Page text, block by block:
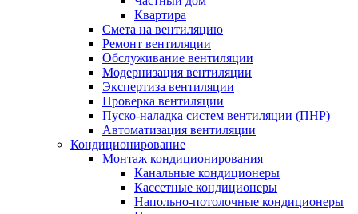
Квартира
Смета на вентиляцию
Ремонт вентиляции
Обслуживание вентиляции
Модернизация вентиляции
Экспертиза вентиляции
Проверка вентиляции
Пуско-наладка систем вентиляции (ПНР)
Автоматизация вентиляции
Кондиционирование
Монтаж кондиционирования
Канальные кондиционеры
Кассетные кондиционеры
Напольно-потолочные кондиционеры